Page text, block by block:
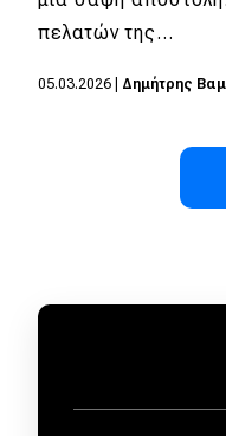
πελατών της…
05.03.2026 Δημήτρης